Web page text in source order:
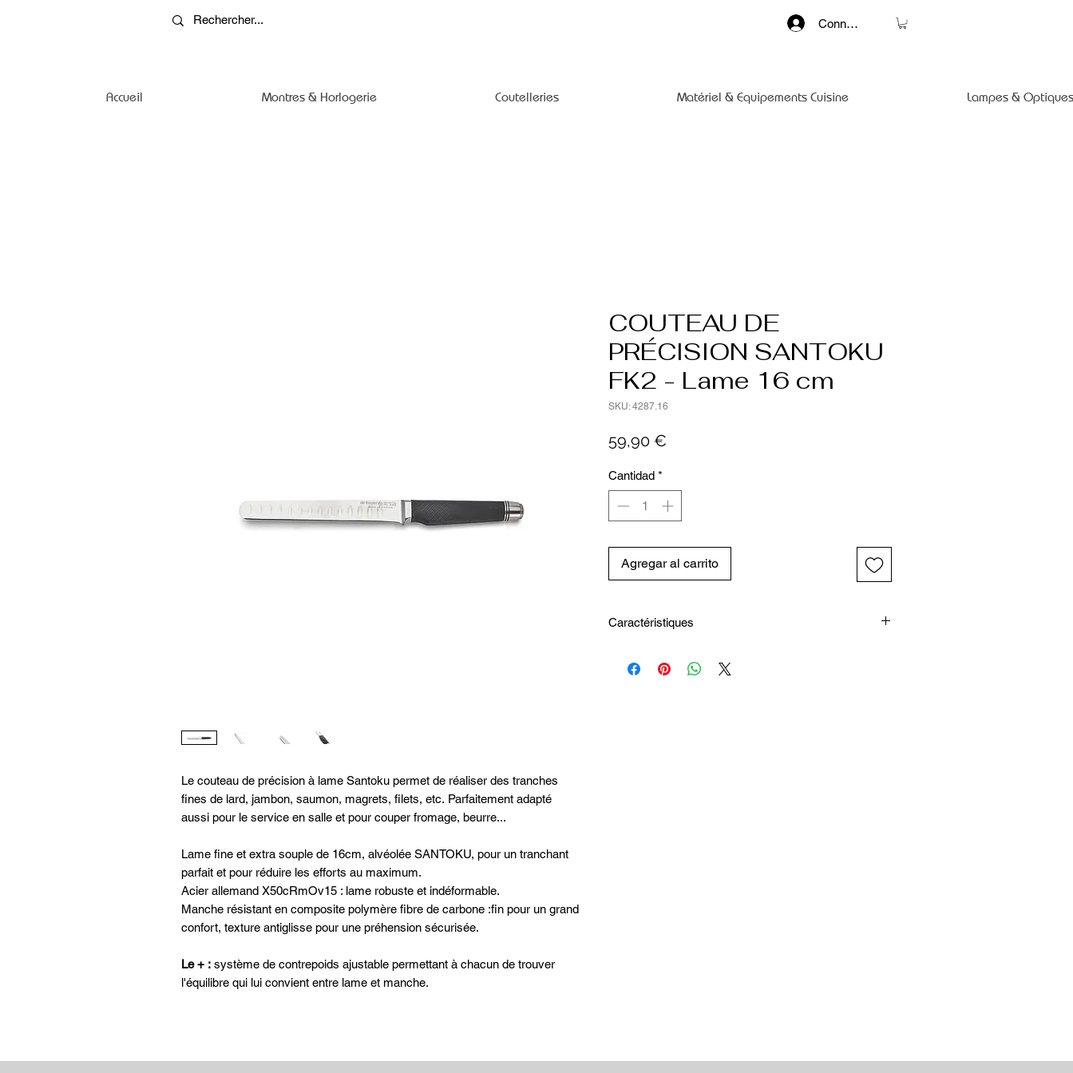
Connexion
Accueil Montres & Horlogerie Coutelleries Matériel & Equipements Cuisine Lampes &
Le couteau de précision à lame Santoku permet de réaliser des tranches
fines de lard, jambon, saumon, magrets, filets, etc. Parfaitement adapté
aussi pour le service en salle et pour couper fromage, beurre...
Lame fine et extra souple de 16cm, alvéolée SANTOKU, pour un tranchant
parfait et pour réduire les efforts au maximum.
Acier allemand X50cRmOv15 : lame robuste et indéformable.
Manche résistant en composite polymère fibre de carbone :fin pour un grand
confort, texture antiglisse pour une préhension sécurisée.
Le + : système de contrepoids ajustable permettant à chacun de trouver
l'équilibre qui lui convient entre lame et manche.
COUTEAU DE
PRÉCISION SANTOKU
FK2 - Lame 16 cm
SKU: 4287.16
59,90 €
Cantidad *
Agregar al carrito
Caractéristiques
Hauteur totale : 2.8 cm